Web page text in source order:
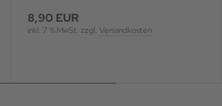
8,90 EUR
inkl. 7 % MwSt. zzgl. Versandkosten